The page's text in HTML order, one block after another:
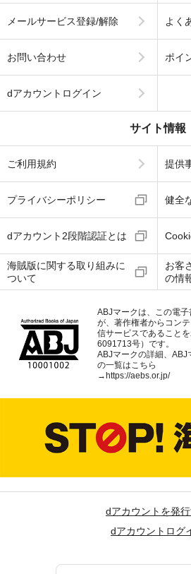
メールサービス登録/解除 よく
お問い合わせ ポイ
dアカウントログイン
サイト情報
ご利用規約 提供
プライバシーポリシー 健全
dアカウント2段階認証とは
海賊版に関する取り組みに
ついて
お客
の情
ABJマークは、この電
が、著作権者からコン
信サービスであること
6091713号）です。
ABJマークの詳細、ABJ
の一覧はこちら
→https://aebs.or.jp/
dアカウントを発
dアカウントログ